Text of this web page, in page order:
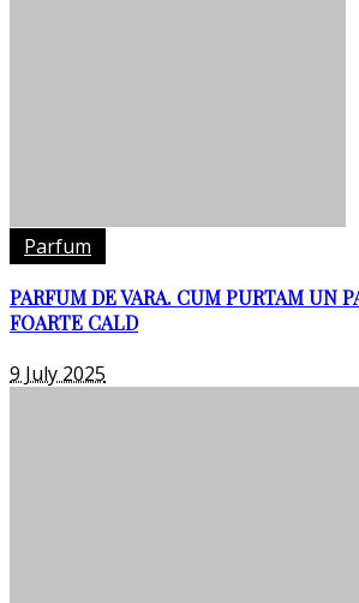
Parfum
PARFUM DE VARA. CUM PURTAM UN
FOARTE CALD
9 July 2025